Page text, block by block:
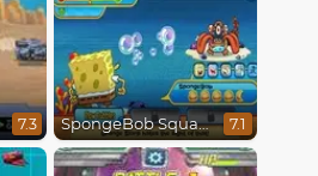
7.3 SpongeBob SquarePants : Monster Island Adventures 7.1